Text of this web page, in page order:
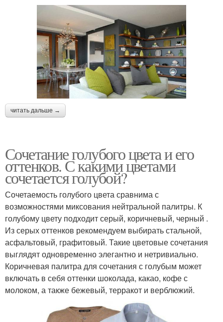
читать дальше →
Сочетание голубого цвета и его
оттенков. С какими цветами
сочетается голубой?
Сочетаемость голубого цвета сравнима с
возможностями миксования нейтральной палитры. К
голубому цвету подходит серый, коричневый, черный .
Из серых оттенков рекомендуем выбирать стальной,
асфальтовый, графитовый. Такие цветовые сочетания
выглядят одновременно элегантно и нетривиально.
Коричневая палитра для сочетания с голубым может
включать в себя оттенки шоколада, какао, кофе с
молоком, а также бежевый, терракот и верблюжий.